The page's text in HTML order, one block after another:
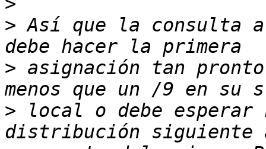
> Así que la consulta a
> asignación tan
> local o debe esperar